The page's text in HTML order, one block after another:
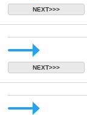
NEXT>>>
NEXT>>>